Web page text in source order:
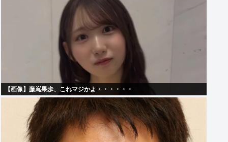
【画像】藤嶌果歩、これマジかよ・・・・・・